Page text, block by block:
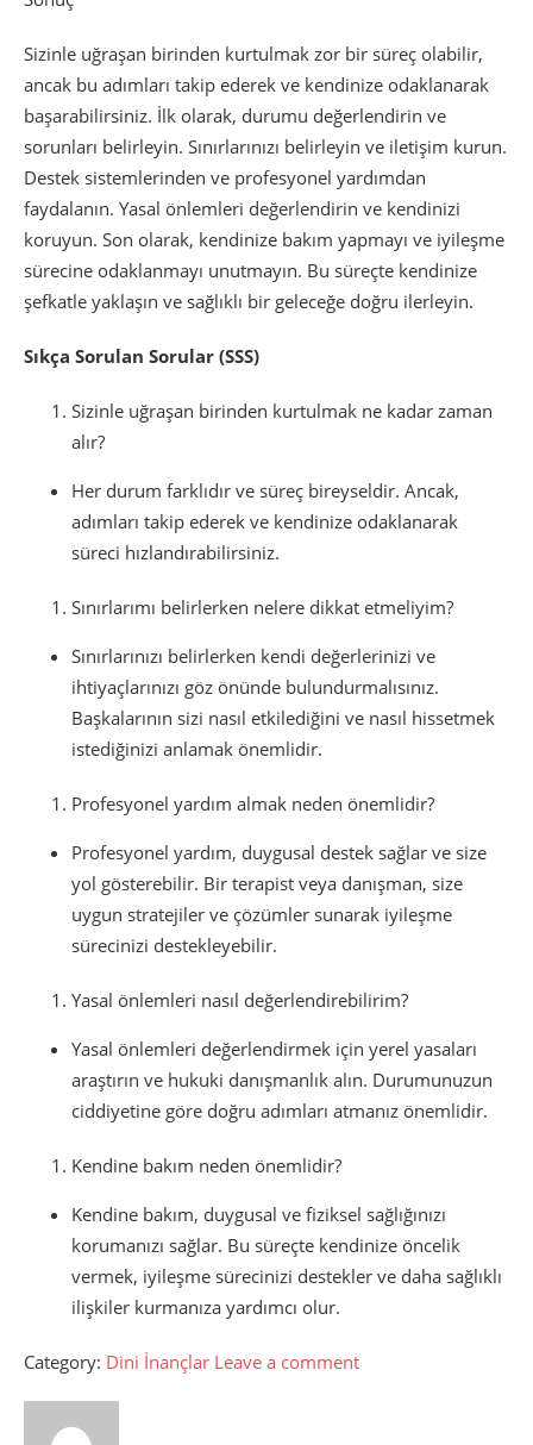
Sizinle uğraşan birinden kurtulmak zor bir süreç olabilir,
ancak bu adımları takip ederek ve kendinize odaklanarak
başarabilirsiniz. İlk olarak, durumu değerlendirin ve
sorunları belirleyin. Sınırlarınızı belirleyin ve iletişim kurun.
Destek sistemlerinden ve profesyonel yardımdan
faydalanın. Yasal önlemleri değerlendirin ve kendinizi
koruyun. Son olarak, kendinize bakım yapmayı ve iyileşme
sürecine odaklanmayı unutmayın. Bu süreçte kendinize
şefkatle yaklaşın ve sağlıklı bir geleceğe doğru ilerleyin.
Sıkça Sorulan Sorular (SSS)
Sizinle uğraşan birinden kurtulmak ne kadar zaman
alır?
Her durum farklıdır ve süreç bireyseldir. Ancak,
adımları takip ederek ve kendinize odaklanarak
süreci hızlandırabilirsiniz.
Sınırlarımı belirlerken nelere dikkat etmeliyim?
Sınırlarınızı belirlerken kendi değerlerinizi ve
ihtiyaçlarınızı göz önünde bulundurmalısınız.
Başkalarının sizi nasıl etkilediğini ve nasıl hissetmek
istediğinizi anlamak önemlidir.
Profesyonel yardım almak neden önemlidir?
Profesyonel yardım, duygusal destek sağlar ve size
yol gösterebilir. Bir terapist veya danışman, size
uygun stratejiler ve çözümler sunarak iyileşme
sürecinizi destekleyebilir.
Yasal önlemleri nasıl değerlendirebilirim?
Yasal önlemleri değerlendirmek için yerel yasaları
araştırın ve hukuki danışmanlık alın. Durumunuzun
ciddiyetine göre doğru adımları atmanız önemlidir.
Kendine bakım neden önemlidir?
Kendine bakım, duygusal ve fiziksel sağlığınızı
korumanızı sağlar. Bu süreçte kendinize öncelik
vermek, iyileşme sürecinizi destekler ve daha sağlıklı
ilişkiler kurmanıza yardımcı olur.
Category: Dini İnançlar Leave a comment